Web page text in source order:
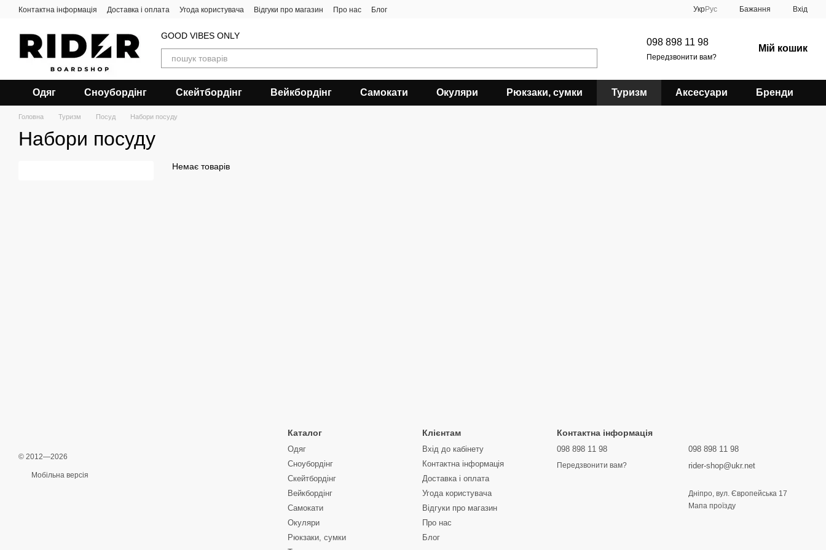
Перейти до основного контенту
Контактна інформація Доставка і оплата Угода користувача Відгуки про магазин Про нас Блог УкрРус Бажання Вхід
GOOD VIBES ONLY
098 898 11 98
Передзвонити вам?
Мій кошик
Одяг Сноубордiнг Скейтбордінг Вейкбордінг Самокати Окуляри Рюкзаки, сумки Туризм Аксесуари Бренди
Головна Туризм Посуд Набори посуду
Набори посуду
Немає товарів
© 2012—2026
Мобільна версія
Каталог
Одяг
Сноубордiнг
Скейтбордінг
Вейкбордінг
Самокати
Окуляри
Рюкзаки, сумки
Клієнтам
Вхід до кабінету
Контактна інформація
Доставка і оплата
Угода користувача
Відгуки про магазин
Про нас
Блог
Контактна інформація
098 898 11 98
Передзвонити вам?
098 898 11 98
rider-shop@ukr.net
Дніпро, вул. Європейська 17
Мапа проїзду